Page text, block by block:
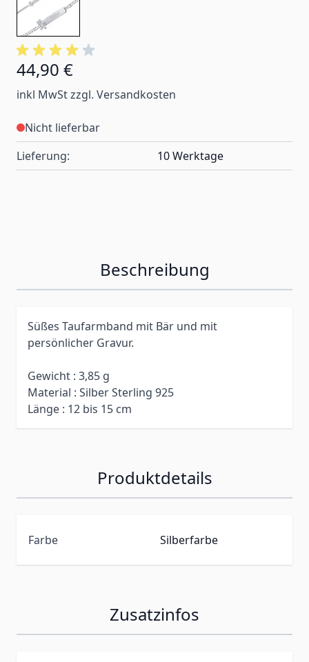
44,90 €
inkl MwSt zzgl. Versandkosten
Nicht lieferbar
Lieferung:
10 Werktage
Beschreibung
Süßes Taufarmband mit Bär und mit
persönlicher Gravur.
Gewicht : 3,85 g
Material : Silber Sterling 925
Länge : 12 bis 15 cm
Produktdetails
Farbe Silberfarbe
Zusatzinfos